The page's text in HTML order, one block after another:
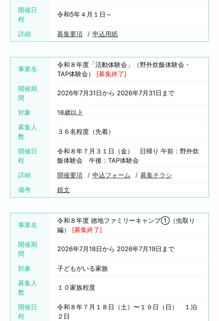
開催日
程
令和5年４月１日～
詳細 募集要項 申込用紙
事業名
令和８年度「活動体験会」（野外炊飯体験会・
TAP体験会）
[募集終了]
開催期
間
2026年7月31日から 2026年7月31日まで
対象
18歳以上
募集人
数
３６名程度（先着）
開催日
程
令和８年７月３１日（金） 日帰り 午前：野外炊
飯体験会 午後：TAP体験会
詳細
開催要項 申込フォーム
募集チラシ
備考
鏡文
事業名
令和８年度 徳地ファミリーキャンプ①（虫取り
編）
[募集終了]
開催期
間
2026年7月18日から 2026年7月19日まで
対象
子どもがいる家族
募集人
数
１０家族程度
開催日
程
令和８年７月１８日（土）〜１９日（日） １泊
２日